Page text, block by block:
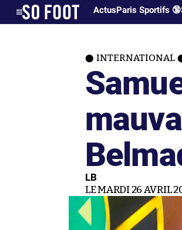
ActusParis Sportifs 🔞
INTERNATIONAL
LB
LE MARDI 26 AVRIL